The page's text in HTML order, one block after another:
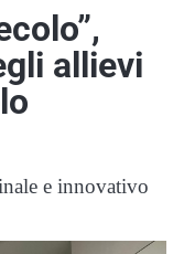
allievi
e innovativo